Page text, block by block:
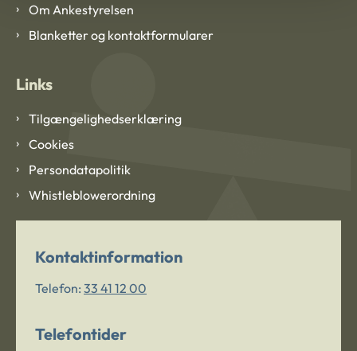
Om Ankestyrelsen
Blanketter og kontaktformularer
Links
Tilgængelighedserklæring
Cookies
Persondatapolitik
Whistleblowerordning
Kontaktinformation
Telefon: 33 41 12 00
Telefontider